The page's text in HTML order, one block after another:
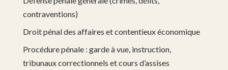
contraventions)
Droit pénal des affaires et contentieux économique
Procédure pénale : garde à vue, instruction,
tribunaux correctionnels et cours d’assises